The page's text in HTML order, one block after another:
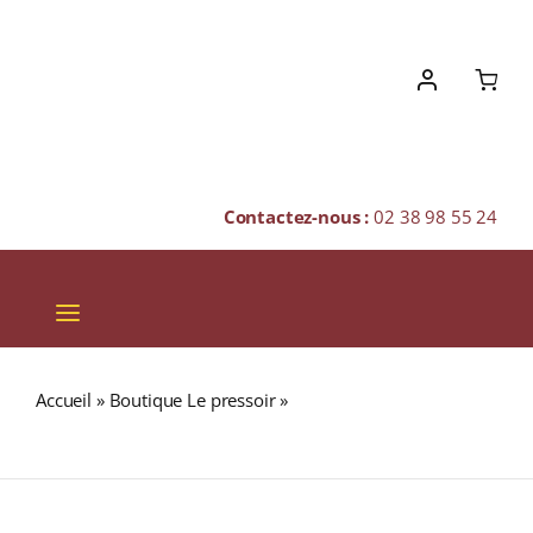
Contactez-nous :02 38 98 55 24
Toggle
Navigation
SPIRITUEUX
Accueil » Boutique Le pressoir»